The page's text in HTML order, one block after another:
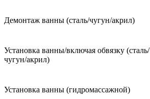
Демонтаж ванны (сталь/чугун/акрил)
Установка ванны/включая обвязку (сталь/
чугун/акрил)
Установка ванны (гидромассажной)